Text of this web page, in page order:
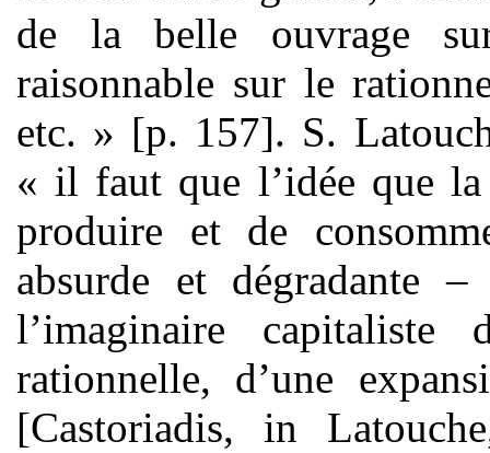
de la belle ouvrage
raisonnable sur le
etc. » [p. 157]. S.
« il faut que l’idée que
produire et de
absurde et dégradante
l’imaginaire capitaliste
rationnelle, d’une
[Castoriadis, in